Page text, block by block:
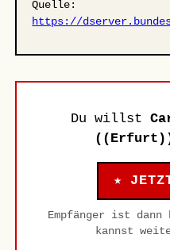
Quelle:
https://
Du willst
★
Empfänger ist
kannst